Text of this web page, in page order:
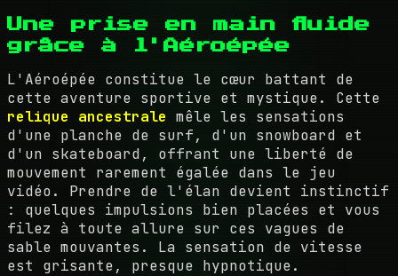
Une prise en main fluide
grâce à l'Aéroépée
L'Aéroépée constitue le cœur battant de
cette aventure sportive et mystique. Cette
relique ancestrale mêle les sensations
d'une planche de surf, d'un snowboard et
d'un skateboard, offrant une liberté de
mouvement rarement égalée dans le jeu
vidéo. Prendre de l'élan devient instinctif
: quelques impulsions bien placées et vous
filez à toute allure sur ces vagues de
sable mouvantes. La sensation de vitesse
est grisante, presque hypnotique.